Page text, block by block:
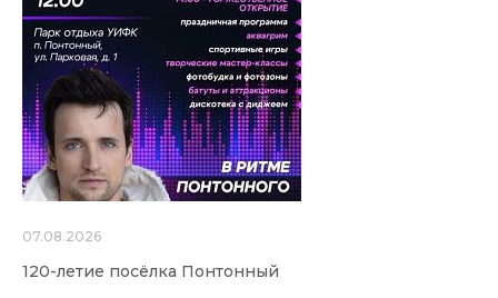
07.08.2026
120-летие посёлка Понтонный